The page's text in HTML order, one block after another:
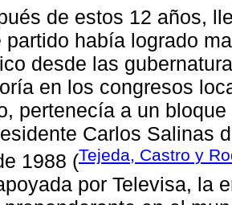
de estos 12 años,
partido había logrado
desde las
en los congresos
pertenecía a un
Carlos Salinas
1988 (Tejeda, Castro y
por Televisa, la